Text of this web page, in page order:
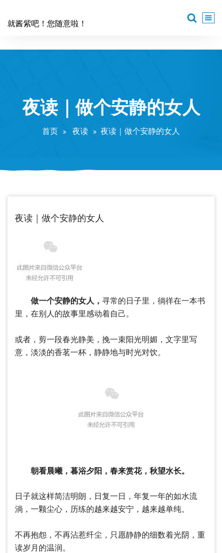
就酱紫吧！您随意啦！
夜读｜做个安静的女人
首页 夜读 夜读｜做个安静的女人
夜读｜做个安静的女人
做一个安静的女人， 寻常的日子里，徜徉在一本书
里，在别人的故事里感动着自己。
或者，剪一段春光静美，挽一束阳光明媚，文字里写
意，淡淡的香茗一杯，静静地与时光对饮。
朝看晨曦，暮浴夕阳，春来赏花，秋望水长。
日子就这样简洁明朗，日复一日，年复一年的如水流
淌，一颗尘心，历练的越来越安宁，越来越单纯。
不再抱怨，不再沾惹纤尘，只愿静静的细数着光阴，重
读岁月的温润。